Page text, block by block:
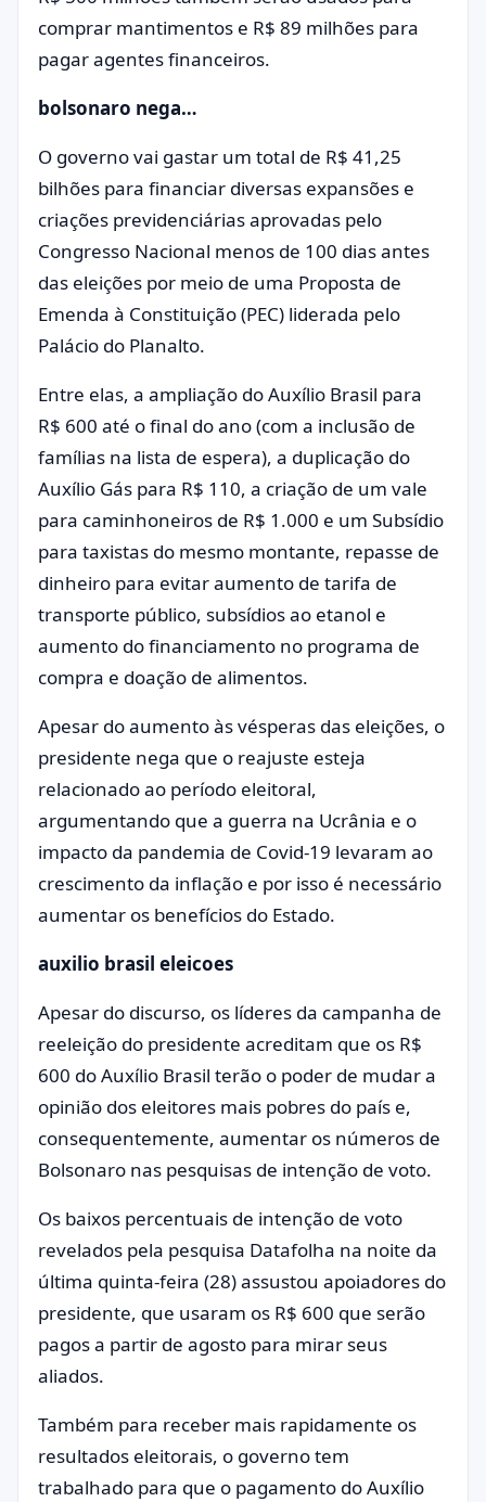
comprar mantimentos e R$ 89 milhões para
pagar agentes financeiros.
bolsonaro nega…
O governo vai gastar um total de R$ 41,25
bilhões para financiar diversas expansões e
criações previdenciárias aprovadas pelo
Congresso Nacional menos de 100 dias antes
das eleições por meio de uma Proposta de
Emenda à Constituição (PEC) liderada pelo
Palácio do Planalto.
Entre elas, a ampliação do Auxílio Brasil para
R$ 600 até o final do ano (com a inclusão de
famílias na lista de espera), a duplicação do
Auxílio Gás para R$ 110, a criação de um vale
para caminhoneiros de R$ 1.000 e um Subsídio
para taxistas do mesmo montante, repasse de
dinheiro para evitar aumento de tarifa de
transporte público, subsídios ao etanol e
aumento do financiamento no programa de
compra e doação de alimentos.
Apesar do aumento às vésperas das eleições, o
presidente nega que o reajuste esteja
relacionado ao período eleitoral,
argumentando que a guerra na Ucrânia e o
impacto da pandemia de Covid-19 levaram ao
crescimento da inflação e por isso é necessário
aumentar os benefícios do Estado.
auxilio brasil eleicoes
Apesar do discurso, os líderes da campanha de
reeleição do presidente acreditam que os R$
600 do Auxílio Brasil terão o poder de mudar a
opinião dos eleitores mais pobres do país e,
consequentemente, aumentar os números de
Bolsonaro nas pesquisas de intenção de voto.
Os baixos percentuais de intenção de voto
revelados pela pesquisa Datafolha na noite da
última quinta-feira (28) assustou apoiadores do
presidente, que usaram os R$ 600 que serão
pagos a partir de agosto para mirar seus
aliados.
Também para receber mais rapidamente os
resultados eleitorais, o governo tem
trabalhado para que o pagamento do Auxílio